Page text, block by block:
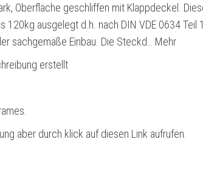
Oberfläche geschliffen mit Klappdeckel.
120kg ausgelegt d.h. nach DIN VDE 0634 Teil 1
sachgemäße Einbau. Die Steckd… Mehr
erstellt
aber durch klick auf diesen Link aufrufen.